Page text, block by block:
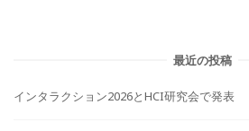
最近の投稿
インタラクション2026とHCI研究会で発表